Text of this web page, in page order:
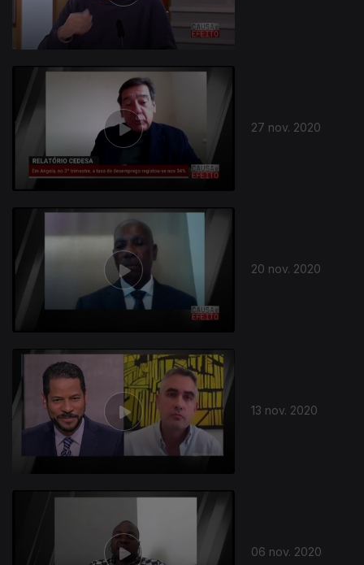
27 nov. 2020
20 nov. 2020
13 nov. 2020
06 nov. 2020